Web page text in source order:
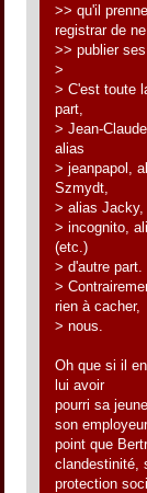
>> qu'il
registrar de
>> publier
>
> C'est toute
part,
> Jean-
alias
> jeanpapol,
Szmydt,
> alias
> incognito,
(etc.)
> d'autre part.
>
rien à cacher,
> nous.
Oh que si il
lui avoir
pourri sa
son
point que
clandestinité,
protection